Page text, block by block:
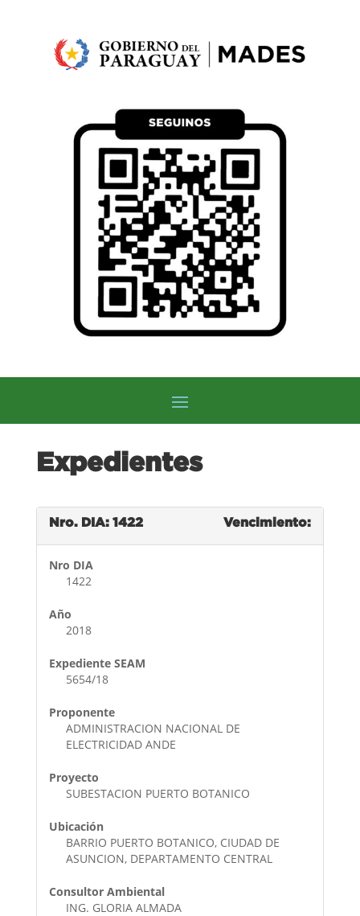
Expedientes
Nro. DIA: 1422 Vencimiento:
Nro DIA
1422
Año
2018
Expediente SEAM
5654/18
Proponente
ADMINISTRACION NACIONAL DE
ELECTRICIDAD ANDE
Proyecto
SUBESTACION PUERTO BOTANICO
Ubicación
BARRIO PUERTO BOTANICO, CIUDAD DE
ASUNCION, DEPARTAMENTO CENTRAL
Consultor Ambiental
ING. GLORIA ALMADA